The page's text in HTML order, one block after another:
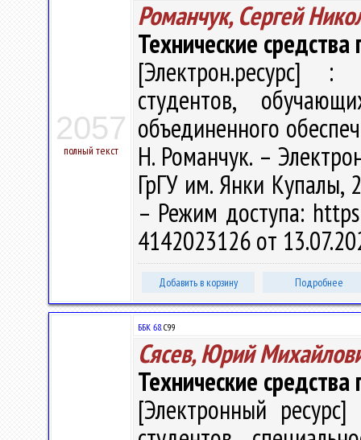
2057
полный текст
Романчук, Сергей
Технические
[Электрон.ресурс] :
студентов,
объединенного
Н. Романчук. –
ГрГУ им. Янки Купалы,
– Режим доступа:
4142023126 от
Добавить в корзину Подробнее
ББК 68.С99
Сясев, Юрий
Технические
[Электронный